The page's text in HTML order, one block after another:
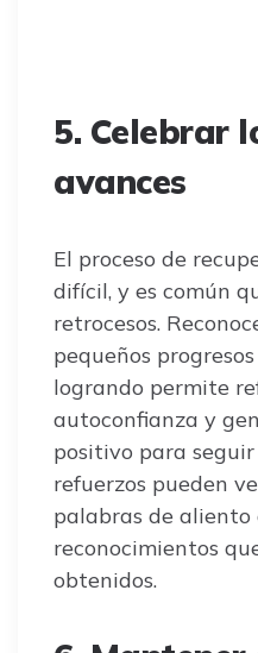
5. Celebrar
avances
El proceso de
difícil, y es común
retrocesos.
pequeños
logrando permite
autoconfianza y
positivo para
refuerzos pueden
palabras de aliento
reconocimientos
obtenidos.